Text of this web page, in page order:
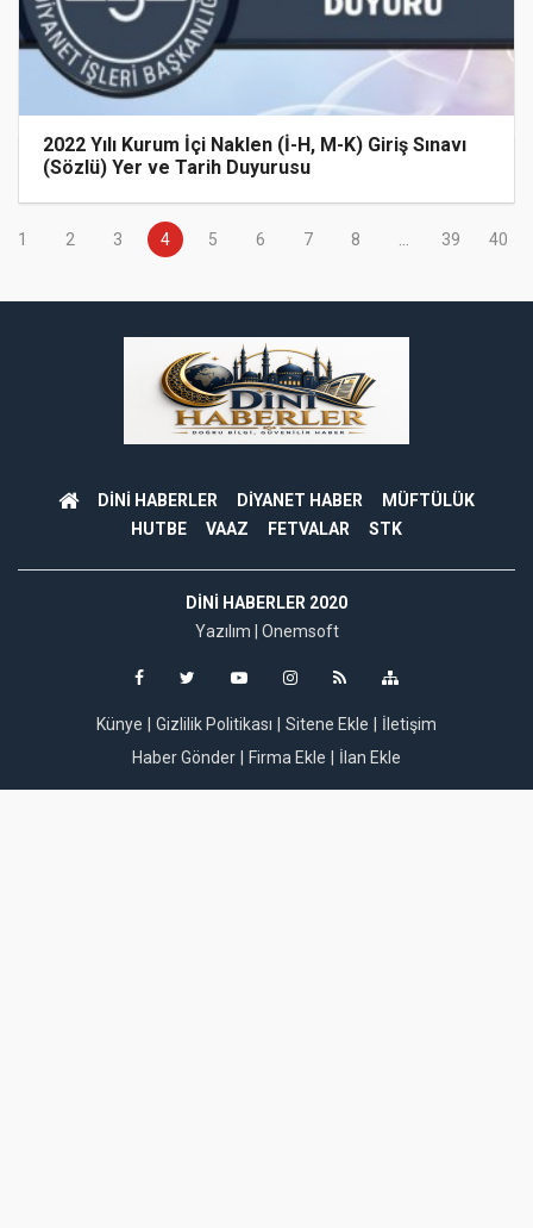
2022 Yılı Kurum İçi Naklen (İ-H, M-K) Giriş Sınavı
(Sözlü) Yer ve Tarih Duyurusu
1 2 3 4 5 6 7 8 39 40
DİNİ HABERLER DİYANET HABER
MÜFTÜLÜK
HUTBE
VAAZ FETVALAR STK
DINI HABERLER 2020
Yazılım | Onemsoft
Künye Gizlilik Politikası Sitene Ekle
İletişim
Haber Gönder
Firma Ekle İlan Ekle